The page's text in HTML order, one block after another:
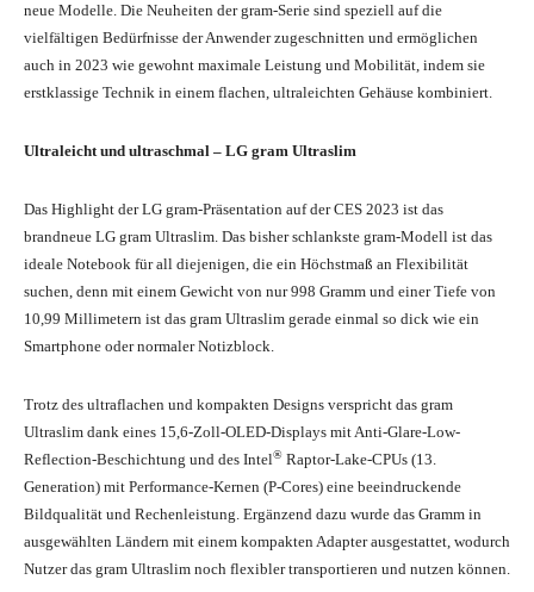
neue Modelle. Die Neuheiten der gram-Serie sind speziell auf die
vielfältigen Bedürfnisse der Anwender zugeschnitten und ermöglichen
auch in 2023 wie gewohnt maximale Leistung und Mobilität, indem sie
erstklassige Technik in einem flachen, ultraleichten Gehäuse kombiniert.
Ultraleicht und ultraschmal – LG gram Ultraslim
Das Highlight der LG gram-Präsentation auf der CES 2023 ist das
brandneue LG gram Ultraslim. Das bisher schlankste gram-Modell ist das
ideale Notebook für all diejenigen, die ein Höchstmaß an Flexibilität
suchen, denn mit einem Gewicht von nur 998 Gramm und einer Tiefe von
10,99 Millimetern ist das gram Ultraslim gerade einmal so dick wie ein
Smartphone oder normaler Notizblock.
Trotz des ultraflachen und kompakten Designs verspricht das gram
Ultraslim dank eines 15,6-Zoll-OLED-Displays mit Anti-Glare-Low-
Reflection-Beschichtung und des Intel® Raptor-Lake-CPUs (13.
Generation) mit Performance-Kernen (P-Cores) eine beeindruckende
Bildqualität und Rechenleistung. Ergänzend dazu wurde das Gramm in
ausgewählten Ländern mit einem kompakten Adapter ausgestattet, wodurch
Nutzer das gram Ultraslim noch flexibler transportieren und nutzen können.